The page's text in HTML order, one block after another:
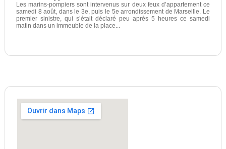
Les marins-pompiers sont intervenus sur deux feux d’appartement ce
samedi 8 août, dans le 3e, puis le 5e arrondissement de Marseille. Le
premier sinistre, qui s’était déclaré peu après 5 heures ce samedi
matin dans un immeuble de la place...